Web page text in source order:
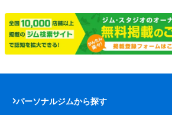
パーソナルジムから探す